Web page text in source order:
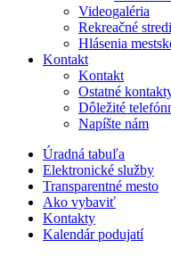
Videogaléria
Rekreačné
Hlásenia
Kontakt
Kontakt
Ostatné
Dôležité
Napíšte nám
Úradná tabuľa
Elektronické služby
Transparentné mesto
Ako vybaviť
Kontakty
Kalendár podujatí